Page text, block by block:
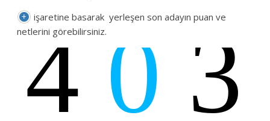
işaretine basarak yerleşen son adayın puan ve
netlerini görebilirsiniz.